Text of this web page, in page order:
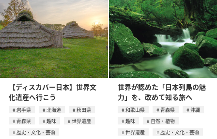
【ディスカバー日本】世界文
化遺産へ行こう
岩手県 北海道
秋田県
青森県
趣味
世界遺産
歴史・文化・芸術
世界が認めた「日本列島の魅
力」を、改めて知る旅へ
和歌山県 青森県
沖縄
趣味
自然・植物
世界遺産
歴史・文化・芸術